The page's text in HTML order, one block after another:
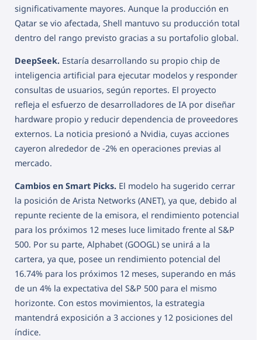
significativamente mayores. Aunque la producción en
Qatar se vio afectada, Shell mantuvo su producción total
dentro del rango previsto gracias a su portafolio global.
DeepSeek. Estaría desarrollando su propio chip de
inteligencia artificial para ejecutar modelos y responder
consultas de usuarios, según reportes. El proyecto
refleja el esfuerzo de desarrolladores de IA por diseñar
hardware propio y reducir dependencia de proveedores
externos. La noticia presionó a Nvidia, cuyas acciones
cayeron alrededor de -2% en operaciones previas al
mercado.
Cambios en Smart Picks. El modelo ha sugerido cerrar
la posición de Arista Networks (ANET), ya que, debido al
repunte reciente de la emisora, el rendimiento potencial
para los próximos 12 meses luce limitado frente al S&P
500. Por su parte, Alphabet (GOOGL) se unirá a la
cartera, ya que, posee un rendimiento potencial del
16.74% para los próximos 12 meses, superando en más
de un 4% la expectativa del S&P 500 para el mismo
horizonte. Con estos movimientos, la estrategia
mantendrá exposición a 3 acciones y 12 posiciones del
índice.